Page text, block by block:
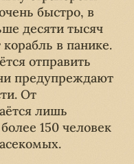
быстро, в
десяти тысяч
в панике.
отправить
предупреждают
От
лишь
150 человек